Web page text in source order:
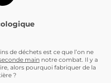
de déchets est ce que l’on ne
main notre combat. Il y a
alors pourquoi fabriquer de la
?